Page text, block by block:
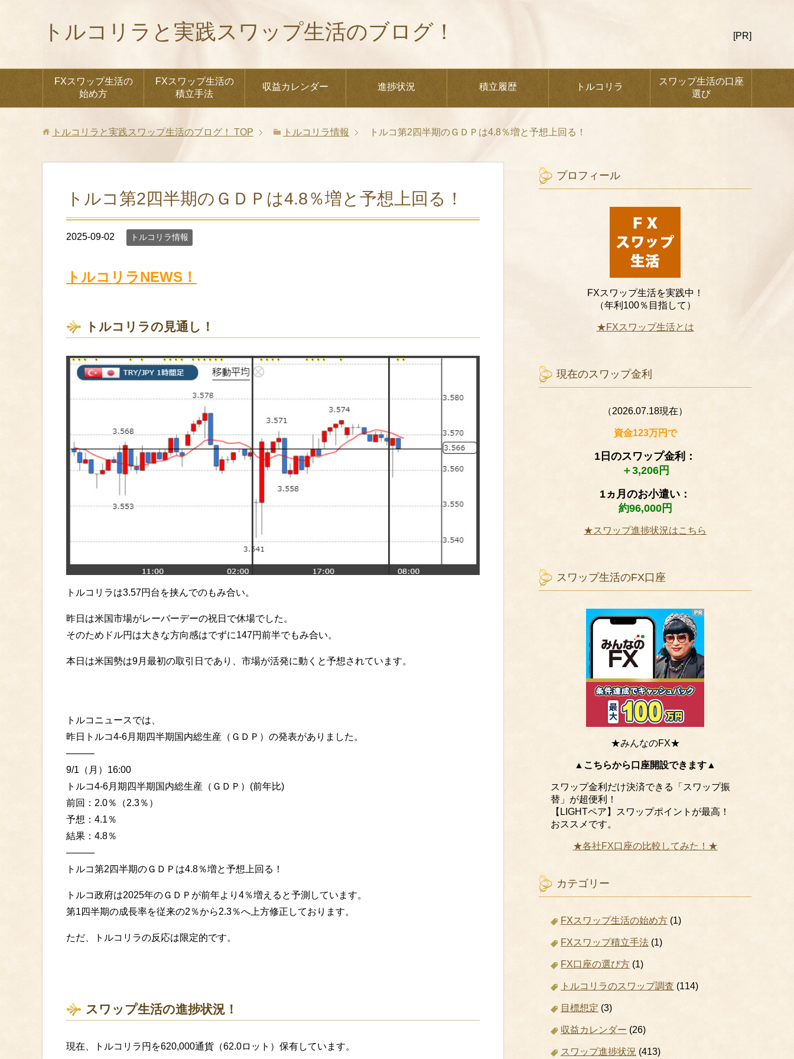
トルコリラと実践スワップ生活のブログ！ [PR]
FXスワップ生活の
始め方
FXスワップ生活の
積立手法
収益カレンダー 進捗状況 積立履歴 トルコリラ
スワップ生活の口座
選び
トルコリラと実践スワップ生活のブログ！ TOP トルコリラ情報 トルコ第2四半期のＧＤＰは4.8％増と予想上回る！
トルコ第2四半期のＧＤＰは4.8％増と予想上回る！
2025-09-02 トルコリラ情報
トルコリラNEWS！
トルコリラの見通し！
トルコリラは3.57円台を挟んでのもみ合い。
昨日は米国市場がレーバーデーの祝日で休場でした。
そのためドル円は大きな方向感はでずに147円前半でもみ合い。
本日は米国勢は9月最初の取引日であり、市場が活発に動くと予想されています。
トルコニュースでは、
昨日トルコ4-6月期四半期国内総生産（ＧＤＰ）の発表がありました。
———
9/1（月）16:00
トルコ4-6月期四半期国内総生産（ＧＤＰ）(前年比)
前回：2.0％（2.3％）
予想：4.1％
結果：4.8％
———
トルコ第2四半期のＧＤＰは4.8％増と予想上回る！
トルコ政府は2025年のＧＤＰが前年より4％増えると予測しています。
第1四半期の成長率を従来の2％から2.3％へ上方修正しております。
ただ、トルコリラの反応は限定的です。
スワップ生活の進捗状況！
現在、トルコリラ円を620,000通貨（62.0ロット）保有しています。
プロフィール
FXスワップ生活を実践中！
（年利100％目指して）
★FXスワップ生活とは
現在のスワップ金利
（2026.07.18現在）
資金123万円で
1日のスワップ金利：
＋3,206円
1ヵ月のお小遣い：
約96,000円
★スワップ進捗状況はこちら
スワップ生活のFX口座
★みんなのFX★
▲こちらから口座開設できます▲
スワップ金利だけ決済できる「スワップ振
替」が超便利！
【LIGHTペア】スワップポイントが最高！
おススメです。
★各社FX口座の比較してみた！★
カテゴリー
FXスワップ生活の始め方 (1)
FXスワップ積立手法 (1)
FX口座の選び方 (1)
トルコリラのスワップ調査 (114)
目標想定 (3)
収益カレンダー (26)
スワップ進捗状況 (413)